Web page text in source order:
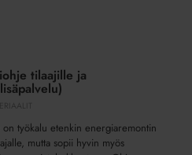
tilaajille ja
työkalu etenkin energiaremontin
mutta sopii hyvin myös